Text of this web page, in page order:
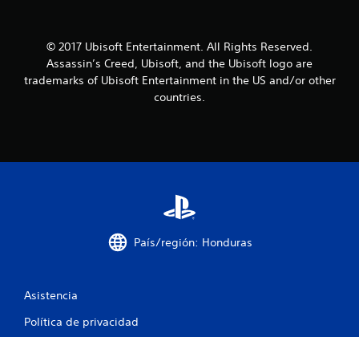
r
e
a
© 2017 Ubisoft Entertainment. All Rights Reserved.
Assassin’s Creed, Ubisoft, and the Ubisoft logo are
trademarks of Ubisoft Entertainment in the US and/or other
countries.
País/región: Honduras
Asistencia
Política de privacidad